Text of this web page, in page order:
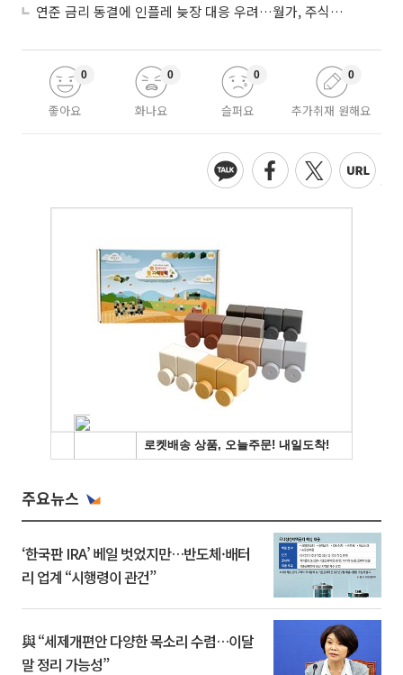
연준 금리 동결에 인플레 늦장 대응 우려…월가, 주식도 채권도 던졌다
좋아요
0
화나요
0
슬퍼요
0
추가취재 원해요
0
주요뉴스
‘한국판 IRA’ 베일 벗었지만…반도체·배터
리 업계 “시행령이 관건”
與 “세제개편안 다양한 목소리 수렴…이달
말 정리 가능성”